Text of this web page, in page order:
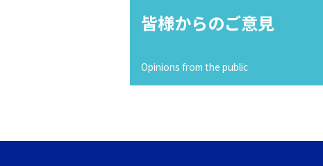
皆様からのご意見
Opinions from the public